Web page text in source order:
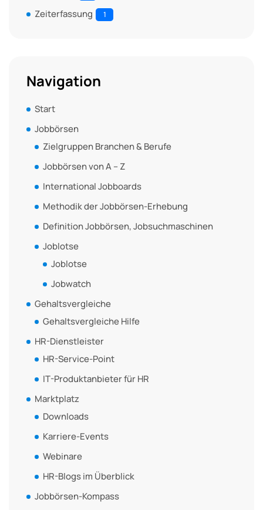
Zeiterfassung 1
Navigation
Start
Jobbörsen
Zielgruppen Branchen & Berufe
Jobbörsen von A – Z
International Jobboards
Methodik der Jobbörsen-Erhebung
Definition Jobbörsen, Jobsuchmaschinen
Joblotse
Joblotse
Jobwatch
Gehaltsvergleiche
Gehaltsvergleiche Hilfe
HR-Dienstleister
HR-Service-Point
IT-Produktanbieter für HR
Marktplatz
Downloads
Karriere-Events
Webinare
HR-Blogs im Überblick
Jobbörsen-Kompass